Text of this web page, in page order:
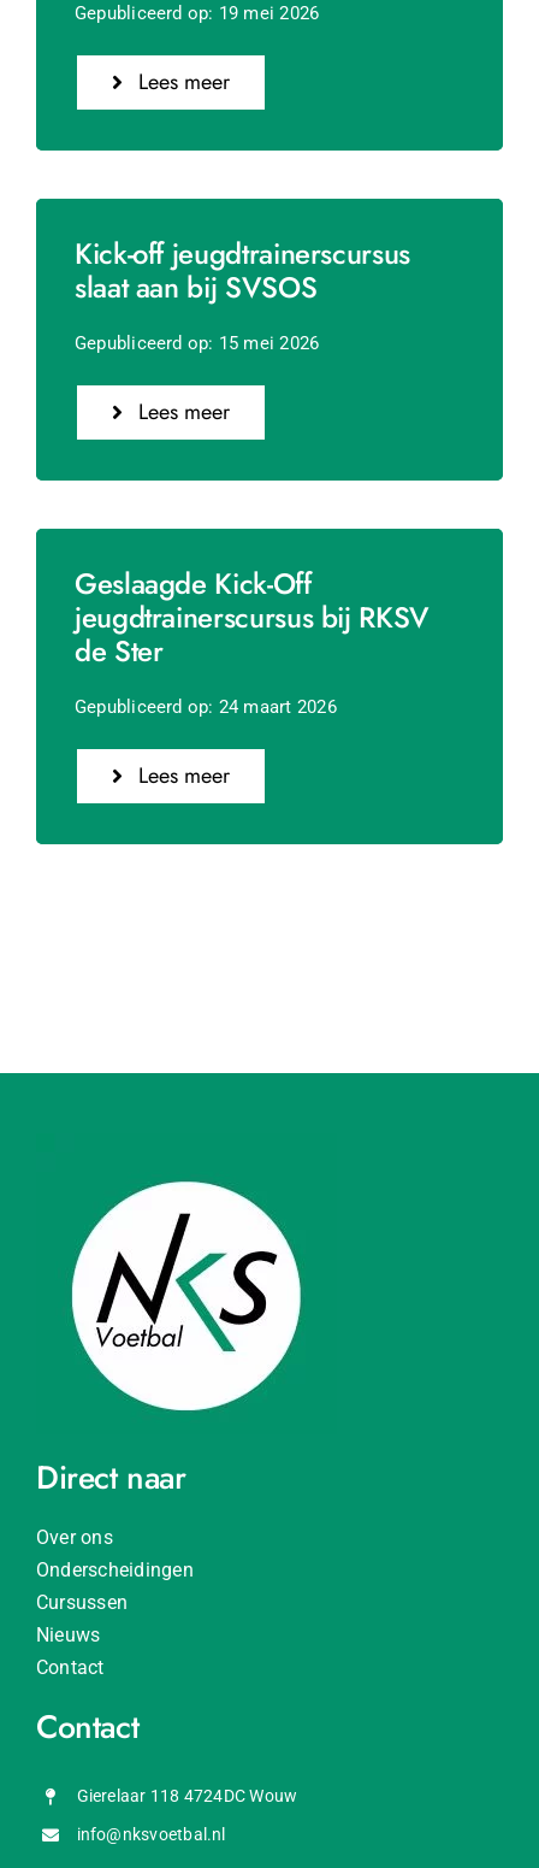
Gepubliceerd op: 19 mei 2026
Lees meer
Kick-off jeugdtrainerscursus
slaat aan bij SVSOS
Gepubliceerd op: 15 mei 2026
Lees meer
Geslaagde Kick-Off
jeugdtrainerscursus bij RKSV
de Ster
Gepubliceerd op: 24 maart 2026
Lees meer
Direct naar
Over ons
Onderscheidingen
Cursussen
Nieuws
Contact
Contact
Gierelaar 118 4724DC Wouw
info@nksvoetbal.nl